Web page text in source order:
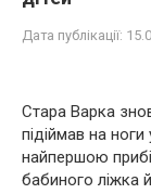
Дата публікації:
Стара Варка
підіймав на
найпершою
бабиного ліжка